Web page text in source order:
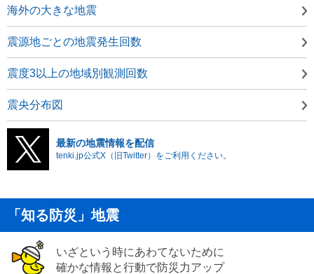
海外の大きな地震
震源地ごとの地震発生回数
震度3以上の地域別観測回数
震央分布図
最新の地震情報を配信
tenki.jp公式X（旧Twitter）をご利用ください。
「知る防災」地震
いざという時にあわてないために
確かな情報と行動で防災力アップ